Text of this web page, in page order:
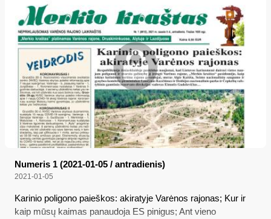
Numeris 1 (2021-01-05 / antradienis)
2021-01-05
Karinio poligono paieškos: akiratyje Varėnos rajonas; Kur ir
kaip mūsų kaimas panaudoja ES pinigus; Ant vieno